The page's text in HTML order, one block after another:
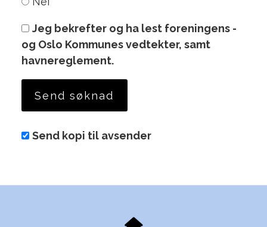
Jeg bekrefter og ha lest foreningens -
og Oslo Kommunes vedtekter, samt
havnereglement.
Send kopi til avsender